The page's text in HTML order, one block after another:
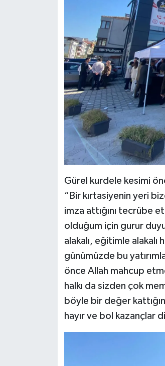
Gürel kurdele kesimi
“Bir kırtasiyenin yeri
imza attığını tecrübe
olduğum için gurur
alakalı, eğitimle alakalı
günümüzde bu
önce Allah mahcup
halkı da sizden çok
böyle bir değer
hayır ve bol kazançlar